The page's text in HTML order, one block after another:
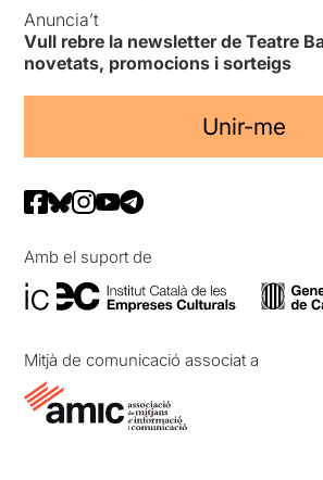
Anuncia’t
Vull rebre la newsletter de Teatre
novetats, promocions i sorteigs
Unir-me
Amb el suport de
Mitjà de comunicació associat a